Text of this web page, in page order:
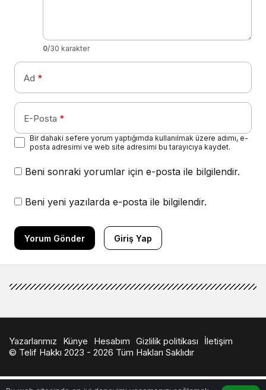
0/30 karakter
Ad *
E-Posta *
Bir dahaki sefere yorum yaptığımda kullanılmak üzere adımı, e-
posta adresimi ve web site adresimi bu tarayıcıya kaydet.
Beni sonraki yorumlar için e-posta ile bilgilendir.
Beni yeni yazılarda e-posta ile bilgilendir.
Yorum Gönder Giriş Yap
Yazarlarımız Künye Hesabım Gizlilik politikası
İletişim
© Telif Hakkı 2023 - 2026 Tüm Hakları Saklıdır